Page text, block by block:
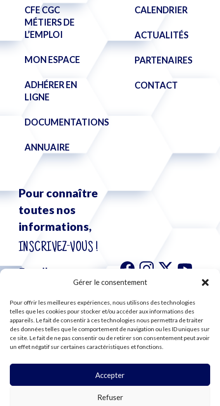
Gérer le consentement
Pour offrir les meilleures expériences, nous utilisons des technologies
telles que les cookies pour stocker et/ou accéder aux informations des
appareils. Le fait de consentir à ces technologies nous permettra de traiter
des données telles que le comportement de navigation ou les ID uniques sur
ce site. Le fait de ne pas consentir ou de retirer son consentement peut avoir
un effet négatif sur certaines caractéristiques et fonctions.
Accepter
Refuser
CFE CGC
MÉTIERS DE
L’EMPLOI
MON ESPACE
ADHÉRER EN
LIGNE
DOCUMENTATIONS
ANNUAIRE
CALENDRIER
ACTUALITÉS
PARTENAIRES
CONTACT
Pour connaître
toutes nos
informations,
INSCRIVEZ-VOUS !
S'abonner à
notre
newsletter